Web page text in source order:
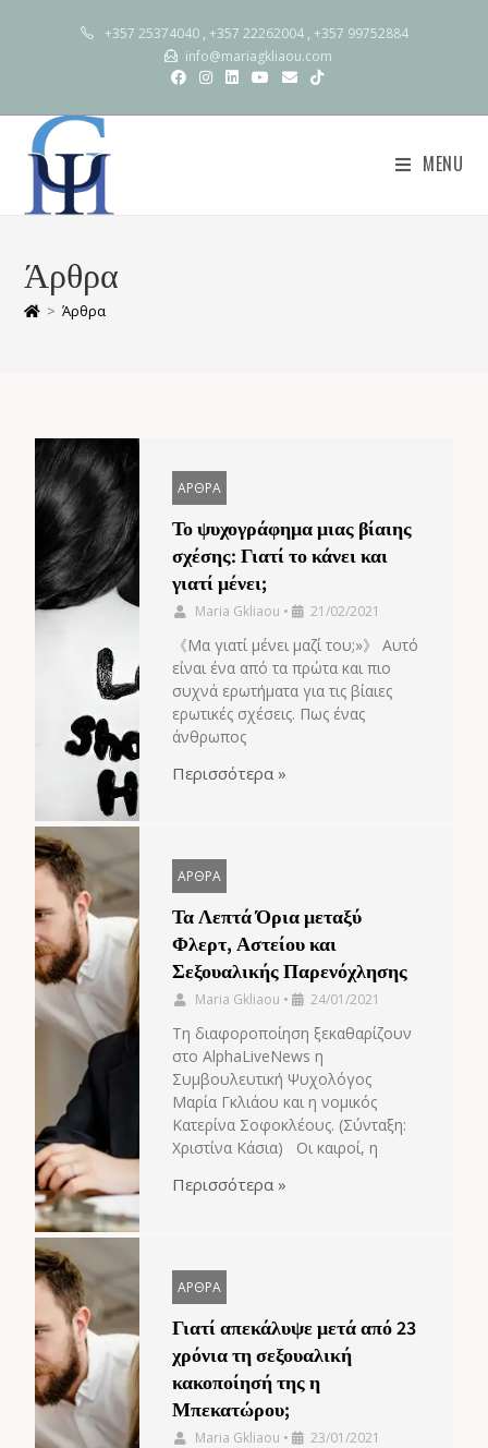
+357 25374040, +357 22262004, +357 99752884
info@mariagkliaou.com
MENU
Άρθρα
> Άρθρα
ΑΡΘΡΑ
Το ψυχογράφημα μιας βίαιης
σχέσης: Γιατί το κάνει και
γιατί μένει;
Maria Gkliaou • 21/02/2021
《Μα γιατί μένει μαζί του;»》 Αυτό
είναι ένα από τα πρώτα και πιο
συχνά ερωτήματα για τις βίαιες
ερωτικές σχέσεις. Πως ένας
άνθρωπος
Περισσότερα »
ΑΡΘΡΑ
Τα Λεπτά Όρια μεταξύ
Φλερτ, Αστείου και
Σεξουαλικής Παρενόχλησης
Maria Gkliaou • 24/01/2021
Τη διαφοροποίηση ξεκαθαρίζουν
στο AlphaLiveNews η
Συμβουλευτική Ψυχολόγος
Μαρία Γκλιάου και η νομικός
Κατερίνα Σοφοκλέους. (Σύνταξη:
Χριστίνα Κάσια) Οι καιροί, η
Περισσότερα »
ΑΡΘΡΑ
Γιατί απεκάλυψε μετά από 23
χρόνια τη σεξουαλική
κακοποίησή της η
Μπεκατώρου;
Maria Gkliaou • 23/01/2021